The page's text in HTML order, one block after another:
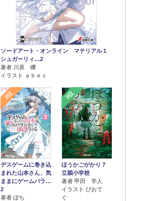
ソードアート・オンライン マテリアル１
シュガーリィ…2
著者 川原 礫
イラスト ａｂｅｃ
2位
デスゲームに巻き込
まれた山本さん、気
ままにゲームバラ…
2
著者 ぽち
3位
ほうかごがかり７
立穎小学校
著者 甲田 学人
イラスト ぴおて
ぐ